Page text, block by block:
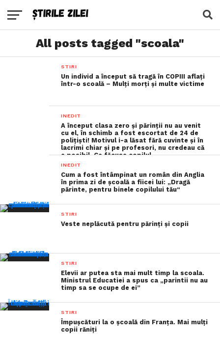
All posts tagged "scoala"
STIRI
Un individ a început să tragă în COPIII aflați
într-o scoală – Mulți morți și multe victime
INEDIT
A început clasa zero și părinții nu au venit
cu el, în schimb a fost escortat de 24 de
polițiști! Motivul i-a lăsat fără cuvinte și în
lacrimi chiar și pe profesori, nu credeau că
e posibil. Ce făcuse copilul
INEDIT
Cum a fost întâmpinat un român din Anglia
în prima zi de şcoală a fiicei lui: „Dragă
părinte, pentru binele copilului tău“
STIRI
Veste neplăcută pentru părinți și copii
STIRI
Elevii ar putea sta mai mult timp la scoala.
Ministrul Educatiei a spus ca „parintii nu au
timp sa se ocupe de ei”
STIRI
Împușcături la o școală din Franța. Mai mulți
copii răniți